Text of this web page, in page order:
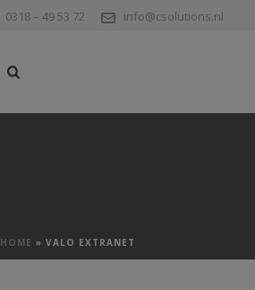
0318 – 49 53 72 info@csolutions.nl
HOME » VALO EXTRANET